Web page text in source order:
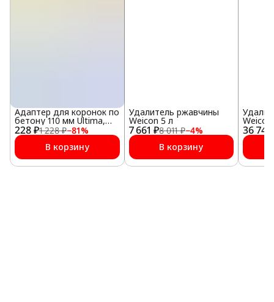
228 ₽1 228 ₽−81%
Адаптер для коронок по
бетону 110 мм Ultima,
SDS plus
В корзину
7 661 ₽8 011 ₽−4%
Удалитель ржавчины
Weicon 5 л
В корзину
36